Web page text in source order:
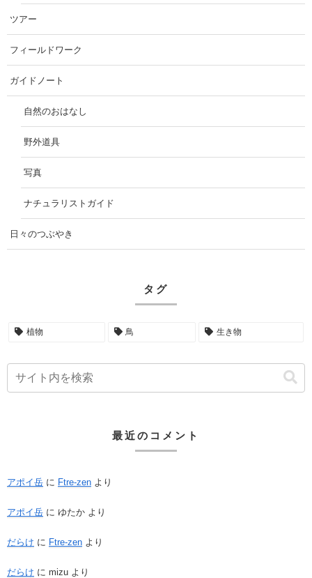
ツアー
フィールドワーク
ガイドノート
自然のおはなし
野外道具
写真
ナチュラリストガイド
日々のつぶやき
タグ
植物 鳥 生き物
最近のコメント
アポイ岳 に Ftre-zen より
アポイ岳 に ゆたか より
だらけ に Ftre-zen より
だらけ に mizu より